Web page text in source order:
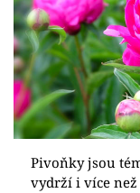
Pivoňky jsou
vydrží i více než